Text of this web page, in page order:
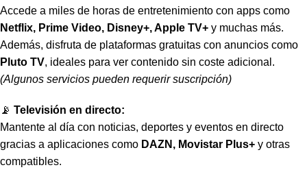
Accede a miles de horas de entretenimiento con apps como
Netflix, Prime Video, Disney+, Apple TV+ y muchas más.
Además, disfruta de plataformas gratuitas con anuncios como
Pluto TV, ideales para ver contenido sin coste adicional.
(Algunos servicios pueden requerir suscripción)
📡 Televisión en directo:
Mantente al día con noticias, deportes y eventos en directo
gracias a aplicaciones como DAZN, Movistar Plus+ y otras
compatibles.